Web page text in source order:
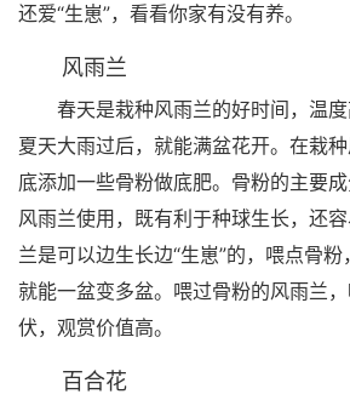
还爱“生崽”，看看你家有没有养。
风雨兰
春天是栽种风雨兰的好时间，温度
夏天大雨过后，就能满盆花开。在栽
底添加一些骨粉做底肥。骨粉的主要
风雨兰使用，既有利于种球生长，还
兰是可以边生长边“生崽”的，喂点骨
就能一盆变多盆。喂过骨粉的风雨兰
伏，观赏价值高。
百合花